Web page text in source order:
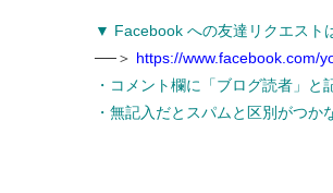
▼ Facebook への友達リクエスト
──＞ https://www.facebook.com/
・コメント欄に「ブログ読者」と
・無記入だとスパムと区別がつか